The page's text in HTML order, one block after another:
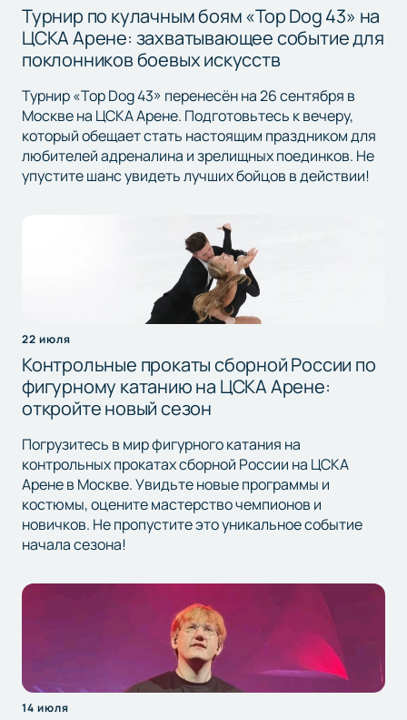
Турнир по кулачным боям «Top Dog 43» на
ЦСКА Арене: захватывающее событие для
поклонников боевых искусств
Турнир «Top Dog 43» перенесён на 26 сентября в
Москве на ЦСКА Арене. Подготовьтесь к вечеру,
который обещает стать настоящим праздником для
любителей адреналина и зрелищных поединков. Не
упустите шанс увидеть лучших бойцов в действии!
22 июля
Контрольные прокаты сборной России по
фигурному катанию на ЦСКА Арене:
откройте новый сезон
Погрузитесь в мир фигурного катания на
контрольных прокатах сборной России на ЦСКА
Арене в Москве. Увидьте новые программы и
костюмы, оцените мастерство чемпионов и
новичков. Не пропустите это уникальное событие
начала сезона!
14 июля